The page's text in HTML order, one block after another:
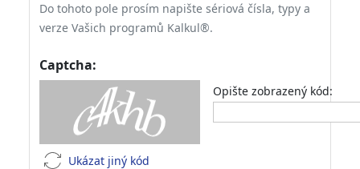
Do tohoto pole prosím napište sériová čísla, typy a
verze Vašich programů Kalkul®.
Captcha:
Opište zobrazený kód:
Ukázat jiný kód